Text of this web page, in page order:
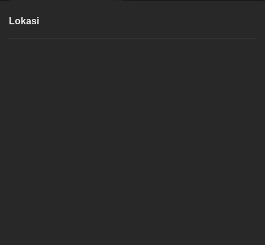
Lokasi